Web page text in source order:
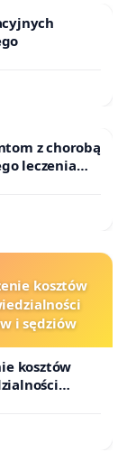
z chorobą
leczenia
kosztów
i sędziów
kosztów